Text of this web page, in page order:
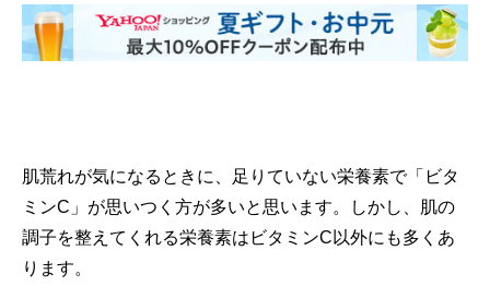
肌荒れが気になるときに、足りていない栄養素で「ビタ
ミンC」が思いつく方が多いと思います。しかし、肌の
調子を整えてくれる栄養素はビタミンC以外にも多くあ
ります。